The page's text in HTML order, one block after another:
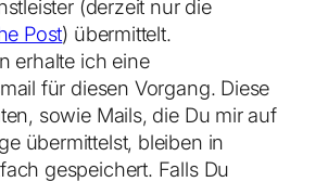
(derzeit nur die
Post) übermittelt.
erhalte ich eine
für diesen Vorgang. Diese
sowie Mails, die Du mir auf
übermittelst, bleiben in
gespeichert. Falls Du